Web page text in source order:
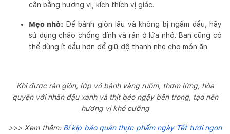
cân bằng hương vị, kích thích vị giác.
Mẹo nhỏ: Để bánh giòn lâu và không bị ngấm dầu, hãy
sử dụng chảo chống dính và rán ở lửa nhỏ. Bạn cũng có
thể dùng ít dầu hơn để giữ độ thanh nhẹ cho món ăn.
Khi được rán giòn, lớp vỏ bánh vàng ruộm, thơm lừng, hòa
quyện với nhân đậu xanh và thịt béo ngậy bên trong, tạo nên
hương vị khó cưỡng
>>> Xem thêm: Bí kíp bảo quản thực phẩm ngày Tết tươi ngon